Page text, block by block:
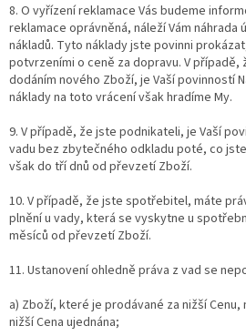
8. O vyřízení reklamace Vás budeme
reklamace oprávněná, náleží Vám náhrada
nákladů. Tyto náklady jste povinni
potvrzeními o ceně za dopravu. V
dodáním nového Zboží, je Vaší povinností
náklady na toto vrácení však hradíme My.
9. V případě, že jste podnikateli, je Vaší
vadu bez zbytečného odkladu poté, co
však do tří dnů od převzetí Zboží.
10. V případě, že jste spotřebitel, máte
plnění u vady, která se vyskytne u
měsíců od převzetí Zboží.
11. Ustanovení ohledně práva z vad se
a) Zboží, které je prodávané za nižší
nižší Cena ujednána;